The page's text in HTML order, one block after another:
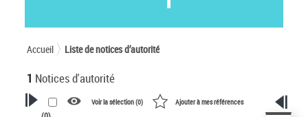
Accueil Liste de notices d’autorité
1 Notices d'autorité
Voir la sélection (0) Ajouter à mes références